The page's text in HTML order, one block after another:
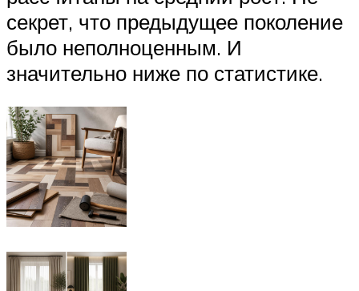
секрет, что предыдущее поколение
было неполноценным. И
значительно ниже по статистике.